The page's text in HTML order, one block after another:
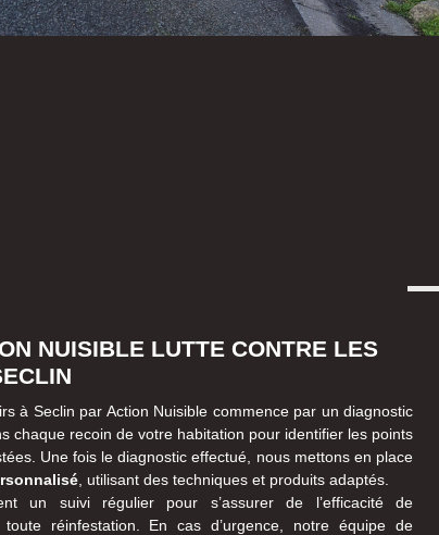
NUISIBLE LUTTE CONTRE LES
à Seclin par Action Nuisible commence par un diagnostic
chaque recoin de votre habitation pour identifier les points
Une fois le diagnostic effectué, nous mettons en place
, utilisant des techniques et produits adaptés.
un suivi régulier pour s’assurer de l’efficacité de
toute réinfestation. En cas d’urgence, notre équipe de